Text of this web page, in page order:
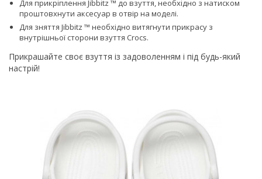
Для прикріплення Jibbitz ™ до взуття, необхідно з натиском
проштовхнути аксесуар в отвір на моделі.
Для зняття Jibbitz ™ необхідно витягнути прикрасу з
внутрішньої сторони взуття Сrocs.
Прикрашайте своє взуття із задоволенням і під будь-який
настрій!